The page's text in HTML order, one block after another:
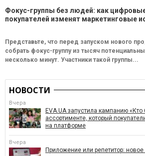
Фокус-группы без людей: как
покупателей изменят маркетинговые
Представьте, что перед запуском нового
собрать фокус-группу из тысяч
несколько минут. Участники такой группы...
НОВОСТИ
Вчера
EVA.UA запустила кампанию
ассортименте, который
на платформе
Вчера
Приложение или репетитор: